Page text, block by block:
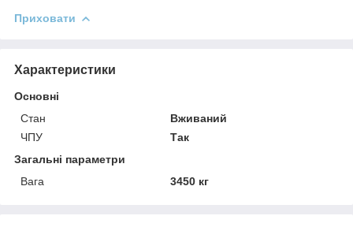
Приховати
Характеристики
Основні
Стан
Вживаний
ЧПУ
Так
Загальні параметри
Вага
3450 кг